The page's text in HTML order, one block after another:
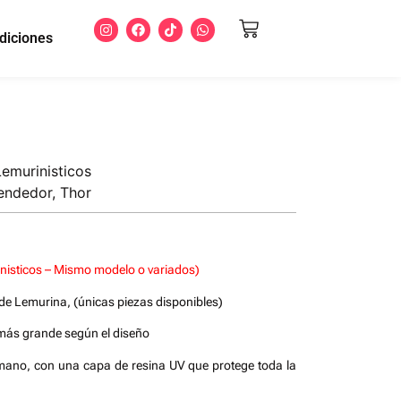
, Thor
– Mismo modelo o variados)
Lemurina, (únicas piezas disponibles)
grande según el diseño
con una capa de resina UV que protege toda la